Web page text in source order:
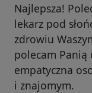
Najlepsza!
lekarz pod
zdrowiu
polecam
empatyczna
i znajomym.